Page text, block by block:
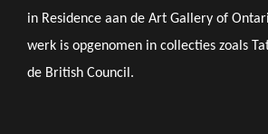
in Residence aan de Art Gallery of
werk is opgenomen in collecties zoals
de British Council.